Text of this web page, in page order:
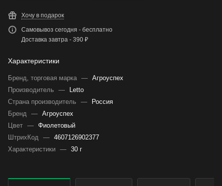
Хочу в подарок
Самовывоз сегодня - бесплатно
Доставка завтра - 390 ₽
Характеристики
Бренд, торговая марка — Агроуспех
Производитель
—
Letto
Страна производитель
—
Россия
Бренд — Агроуспех
Цвет — Фиолетовый
ШтрихКод — 4607126902377
Характеристики — 30 г